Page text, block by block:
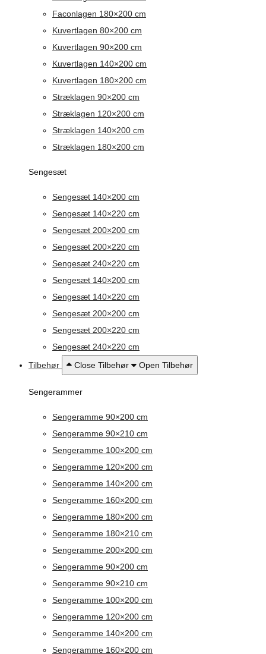
Faconlagen 180×200 cm
Kuvertlagen 80×200 cm
Kuvertlagen 90×200 cm
Kuvertlagen 140×200 cm
Kuvertlagen 180×200 cm
Stræklagen 90×200 cm
Stræklagen 120×200 cm
Stræklagen 140×200 cm
Stræklagen 180×200 cm
Sengesæt
Sengesæt 140×200 cm
Sengesæt 140×220 cm
Sengesæt 200×200 cm
Sengesæt 200×220 cm
Sengesæt 240×220 cm
Sengesæt 140×200 cm
Sengesæt 140×220 cm
Sengesæt 200×200 cm
Sengesæt 200×220 cm
Sengesæt 240×220 cm
Tilbehør
Close Tilbehør Open Tilbehør
Sengerammer
Sengeramme 90×200 cm
Sengeramme 90×210 cm
Sengeramme 100×200 cm
Sengeramme 120×200 cm
Sengeramme 140×200 cm
Sengeramme 160×200 cm
Sengeramme 180×200 cm
Sengeramme 180×210 cm
Sengeramme 200×200 cm
Sengeramme 90×200 cm
Sengeramme 90×210 cm
Sengeramme 100×200 cm
Sengeramme 120×200 cm
Sengeramme 140×200 cm
Sengeramme 160×200 cm